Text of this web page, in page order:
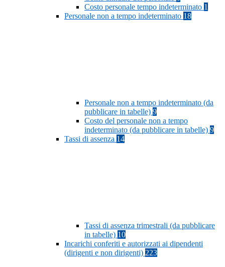
Costo personale tempo indeterminato 1
Personale non a tempo indeterminato 18
Personale non a tempo indeterminato (da
pubblicare in tabelle) 9
Costo del personale non a tempo
indeterminato (da pubblicare in tabelle) 9
Tassi di assenza 14
Tassi di assenza trimestrali (da pubblicare
in tabelle) 10
Incarichi conferiti e autorizzati ai dipendenti
(dirigenti e non dirigenti) 223